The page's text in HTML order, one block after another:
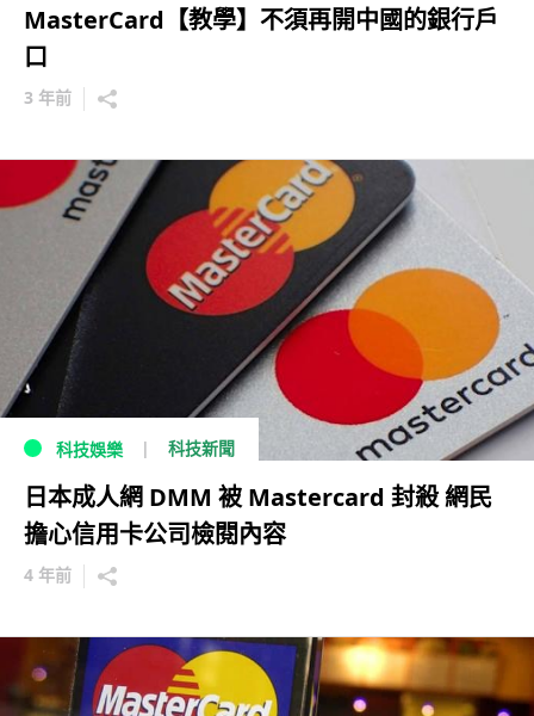
MasterCard【教學】不須再開中國的銀行戶
口
3 年前
科技娛樂 科技新聞
日本成人網 DMM 被 Mastercard 封殺 網民
擔心信用卡公司檢閱內容
4 年前